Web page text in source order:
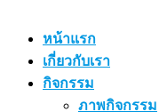
หน้าแรก
เกี่ยวกับเรา
กิจกรรม
ภาพกิจกรรม